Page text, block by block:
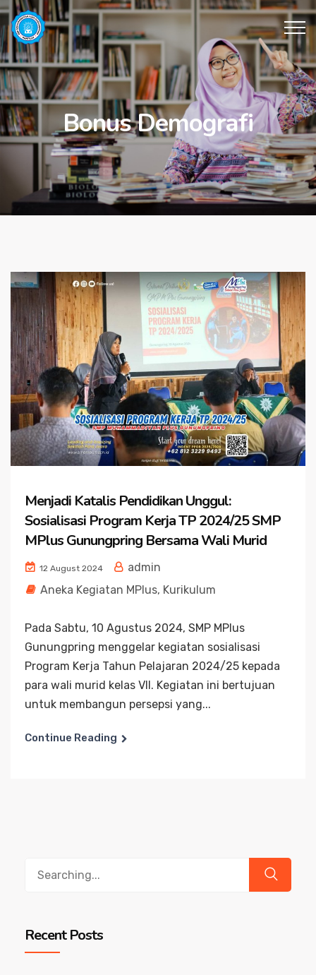
Bonus Demografi
Menjadi Katalis Pendidikan Unggul:
Sosialisasi Program Kerja TP 2024/25 SMP
MPlus Gunungpring Bersama Wali Murid
12 August 2024
admin
Aneka Kegiatan MPlus, Kurikulum
Pada Sabtu, 10 Agustus 2024, SMP MPlus
Gunungpring menggelar kegiatan sosialisasi
Program Kerja Tahun Pelajaran 2024/25 kepada
para wali murid kelas VII. Kegiatan ini bertujuan
untuk membangun persepsi yang...
Continue Reading
Recent Posts